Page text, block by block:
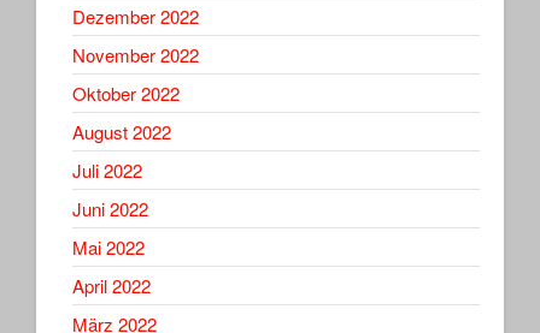
Dezember 2022
November 2022
Oktober 2022
August 2022
Juli 2022
Juni 2022
Mai 2022
April 2022
März 2022